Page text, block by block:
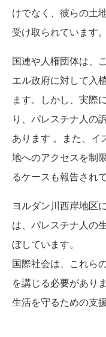
けでなく、彼らの土
受け取られています。
国連や人権団体は、
エル政府に対して入
ます。
しかし、実際
り、パレスチナ人の
あります 。
また、イ
地へのアクセスを制
るケースも報告され
ヨルダン川西岸地区
は、パレスチナ人の
ぼしています。
国際社会は、これら
を講じる必要がありま
生活を守るための支